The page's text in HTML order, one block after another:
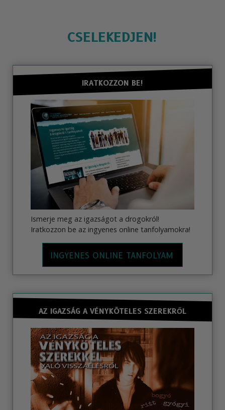
CSELEKEDJEN!
IRATKOZZON BE!
Ismerje meg az igazságot a drogokról!
Iratkozzon be az ingyenes online tanfolyamokra!
INGYENES ONLINE TANFOLYAM
AZ IGAZSÁG A VÉNYKÖTELES SZEREKRŐL